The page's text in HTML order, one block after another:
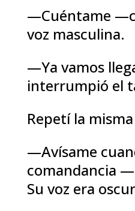
—Cuéntame
voz masculina.
—Ya vamos
interrumpió el
Repetí la
—Avísame
comandancia
Su voz era